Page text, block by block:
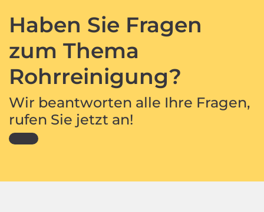
Haben Sie Fragen
zum Thema
Rohrreinigung?
Wir beantworten alle Ihre Fragen,
rufen Sie jetzt an!